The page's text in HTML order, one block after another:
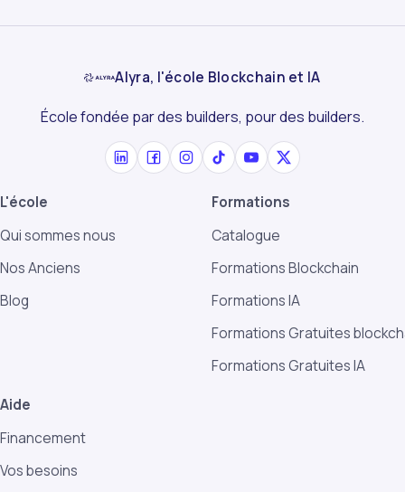
Alyra, l'école Blockchain et IA
École fondée par des builders, pour des builders.
L'école
Qui sommes nous
Nos Anciens
Blog
Formations
Catalogue
Formations Blockchain
Formations IA
Formations Gratuites
Formations Gratuites IA
Aide
Financement
Vos besoins